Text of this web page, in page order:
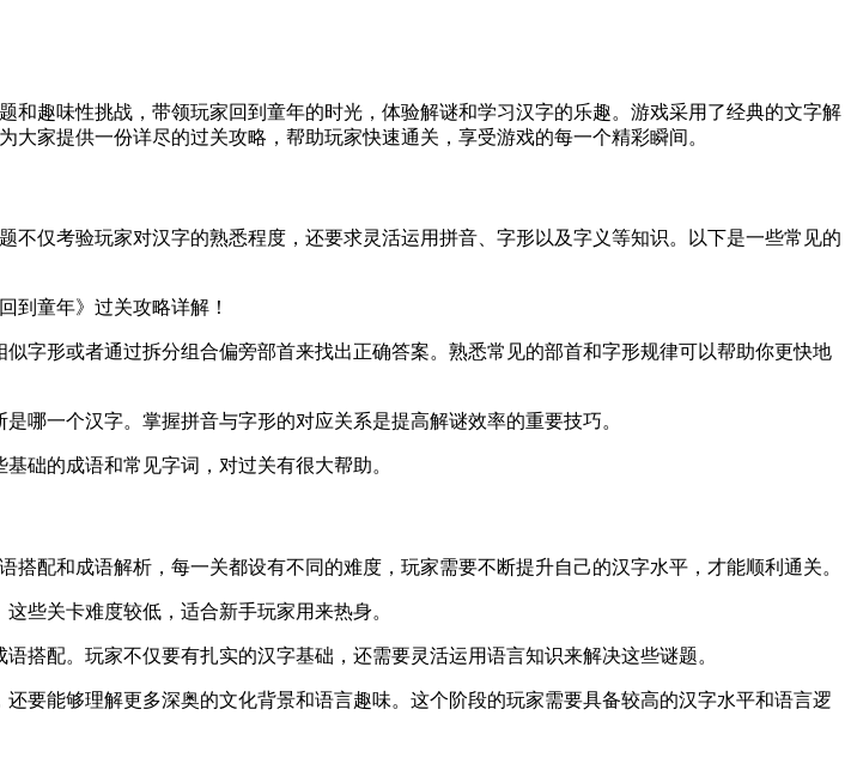
和趣味性挑战，带领玩家回到童年的时光，体验解谜和学习汉字的乐趣。游戏采用了经典的文字解
家提供一份详尽的过关攻略，帮助玩家快速通关，享受游戏的每一个精彩瞬间。
仅考验玩家对汉字的熟悉程度，还要求灵活运用拼音、字形以及字义等知识。以下是一些常见的
字形或者通过拆分组合偏旁部首来找出正确答案。熟悉常见的部首和字形规律可以帮助你更快地
哪一个汉字。掌握拼音与字形的对应关系是提高解谜效率的重要技巧。
础的成语和常见字词，对过关有很大帮助。
配和成语解析，每一关都设有不同的难度，玩家需要不断提升自己的汉字水平，才能顺利通关。
些关卡难度较低，适合新手玩家用来热身。
搭配。玩家不仅要有扎实的汉字基础，还需要灵活运用语言知识来解决这些谜题。
要能够理解更多深奥的文化背景和语言趣味。这个阶段的玩家需要具备较高的汉字水平和语言逻